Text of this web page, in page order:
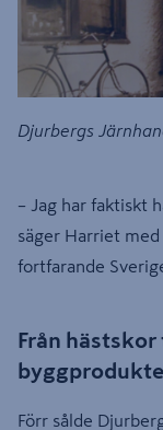
Djurbergs
– Jag har faktiskt
säger Harriet
fortfarande
Från
Förr sålde